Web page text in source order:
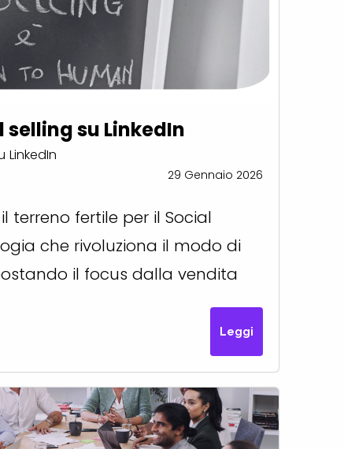
su LinkedIn
LinkedIn
29 Gennaio 2026
terreno fertile per il Social
che rivoluziona il modo di
il focus dalla vendita
Leggi